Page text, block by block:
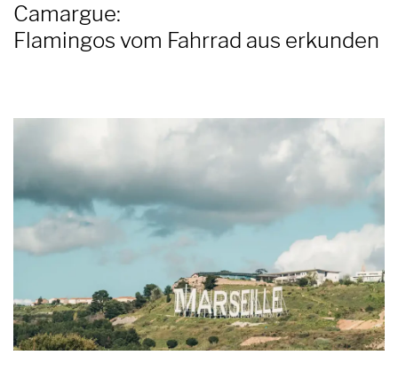
Camargue:
Flamingos vom Fahrrad aus erkunden